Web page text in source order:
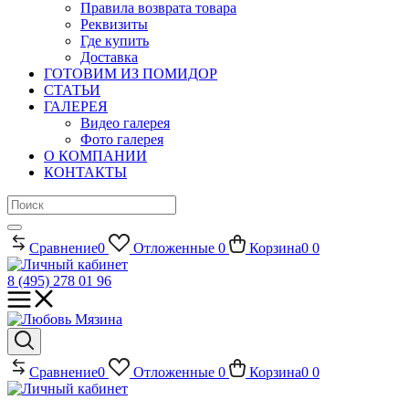
Правила возврата товара
Реквизиты
Где купить
Доставка
ГОТОВИМ ИЗ ПОМИДОР
СТАТЬИ
ГАЛЕРЕЯ
Видео галерея
Фото галерея
О КОМПАНИИ
КОНТАКТЫ
Сравнение0 Отложенные 0 Корзина0 0
8 (495) 278 01 96
Сравнение0 Отложенные 0 Корзина0 0